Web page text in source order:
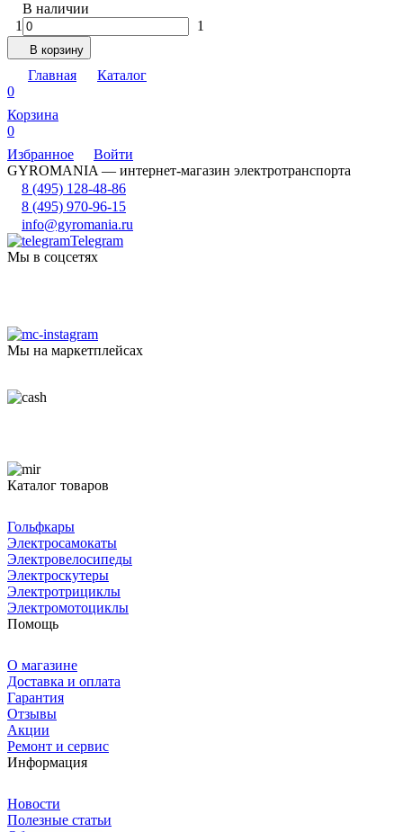
В наличии
1
1
В корзину
Главная
Каталог
0
Корзина
0
Избранное
Войти
GYROMANIA — интернет-магазин электротранспорта
8 (495) 128-48-86
8 (495) 970-96-15
info@gyromania.ru
Telegram
Мы в соцсетях
Мы на маркетплейсах
Каталог товаров
Гольфкары
Электросамокаты
Электровелосипеды
Электроскутеры
Электротрициклы
Электромотоциклы
Помощь
О магазине
Доставка и оплата
Гарантия
Отзывы
Акции
Ремонт и сервис
Информация
Новости
Полезные статьи